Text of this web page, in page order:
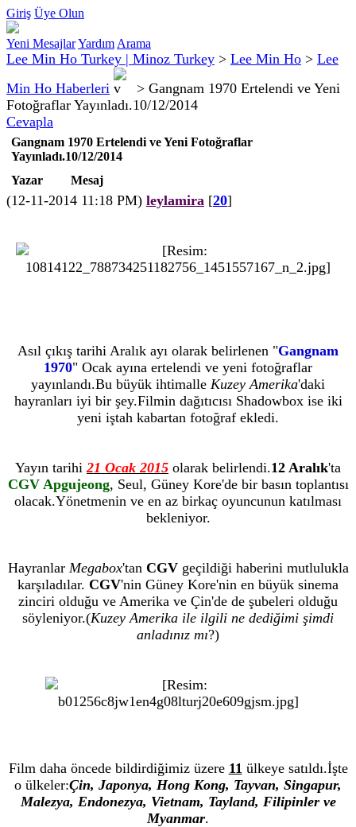
Giriş Üye Olun
Yeni MesajlarYardım Arama
Lee Min Ho Turkey | Minoz Turkey > Lee Min Ho > Lee
Min Ho Haberleri
> Gangnam 1970 Ertelendi ve Yeni
Fotoğraflar Yayınladı.10/12/2014
Cevapla
Gangnam 1970 Ertelendi ve Yeni Fotoğraflar
Yayınladı.10/12/2014
Yazar
Mesaj
(12-11-2014 11:18 PM) leylamira [20]
Asıl çıkış tarihi Aralık ayı olarak belirlenen "Gangnam
1970" Ocak ayına ertelendi ve yeni fotoğraflar
yayınlandı.Bu büyük ihtimalle Kuzey Amerika'daki
hayranları iyi bir şey.Filmin dağıtıcısı Shadowbox ise iki
yeni iştah kabartan fotoğraf ekledi.
Yayın tarihi21 Ocak 2015 olarak belirlendi.12 Aralık'ta
CGV Apgujeong, Seul, Güney Kore'de bir basın toplantısı
olacak.Yönetmenin ve en az birkaç oyuncunun katılması
bekleniyor.
Hayranlar Megabox'tan CGVgeçildiği haberini mutlulukla
karşıladılar. CGV'nin Güney Kore'nin en büyük sinema
zinciri olduğu ve Amerika ve Çin'de de şubeleri olduğu
söyleniyor.(Kuzey Amerika ile ilgili ne dediğimi şimdi
anladınız mı?)
Film daha öncede bildirdiğimiz üzere 11 ülkeye satıldı.İşte
o ülkeler:Çin, Japonya, Hong Kong, Tayvan, Singapur,
Malezya, Endonezya, Vietnam, Tayland, Filipinler ve
Myanmar.